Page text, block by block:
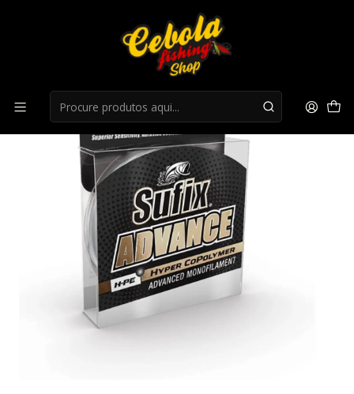
Fio Advance FC G2 Clear 100YD 31